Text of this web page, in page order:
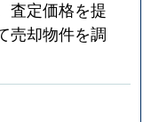
査定価格を提
売却物件を調